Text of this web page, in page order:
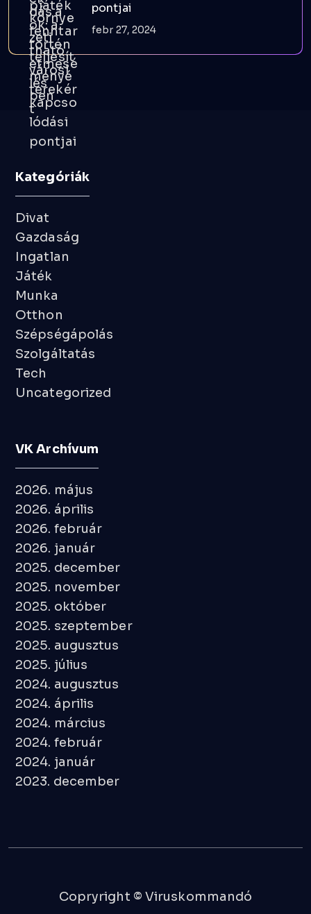
pontjai
febr 27, 2024
Kategóriák
Divat
Gazdaság
Ingatlan
Játék
Munka
Otthon
Szépségápolás
Szolgáltatás
Tech
Uncategorized
VK Archívum
2026. május
2026. április
2026. február
2026. január
2025. december
2025. november
2025. október
2025. szeptember
2025. augusztus
2025. július
2024. augusztus
2024. április
2024. március
2024. február
2024. január
2023. december
Copryright © Viruskommandó